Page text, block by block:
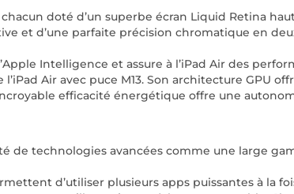
chacun doté d’un superbe écran Liquid Retina
et d’une parfaite précision chromatique en
Intel­ligence et assure à l’iPad Air des
Air avec puce M13. Son architecture GPU
effica­cité énergé­tique offre une
de technologies avancées comme une large
d’utiliser plusieurs apps puissantes à la